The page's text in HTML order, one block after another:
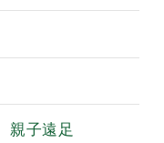
親子遠足